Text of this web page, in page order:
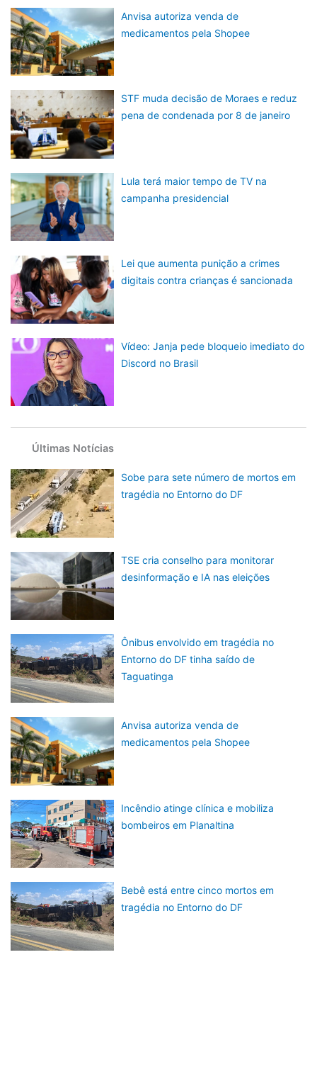
Anvisa autoriza venda de
medicamentos pela Shopee
STF muda decisão de Moraes e reduz
pena de condenada por 8 de janeiro
Lula terá maior tempo de TV na
campanha presidencial
Lei que aumenta punição a crimes
digitais contra crianças é sancionada
Vídeo: Janja pede bloqueio imediato do
Discord no Brasil
Últimas Notícias
Sobe para sete número de mortos em
tragédia no Entorno do DF
TSE cria conselho para monitorar
desinformação e IA nas eleições
Ônibus envolvido em tragédia no
Entorno do DF tinha saído de
Taguatinga
Anvisa autoriza venda de
medicamentos pela Shopee
Incêndio atinge clínica e mobiliza
bombeiros em Planaltina
Bebê está entre cinco mortos em
tragédia no Entorno do DF